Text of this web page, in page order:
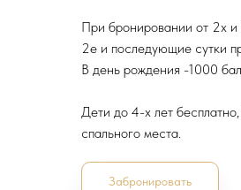
При бронировании от 2х и
2е и последующие сутки
В день рождения -1000
Дети до 4-х лет
спального места.
Забронировать